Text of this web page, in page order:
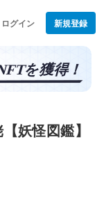
ログイン 新規登録
妖怪図鑑】